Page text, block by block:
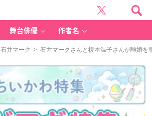
舞台俳優 作者名
石井マーク > 石井マークさんと榎本温子さんが離婚を